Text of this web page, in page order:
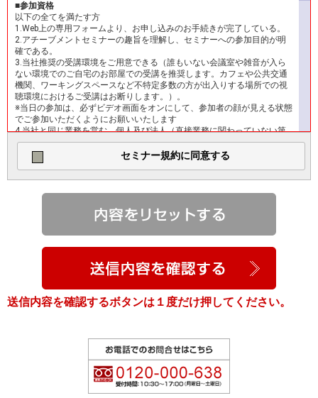
■参加資格
以下の全てを満たす方
1.Web上の専用フォームより、お申し込みのお手続きが完了している。
2.アチーブメントセミナーの趣旨を理解し、セミナーへの参加目的が明
確である。
3.当社推奨の受講環境をご用意できる（誰もいない会議室や雑音が入ら
ない環境でのご自宅のお部屋での受講を推奨します。カフェや公共交通
機関、ワーキングスペースなど不特定多数の方が出入りする場所での視
聴環境におけるご受講はお断りします。）。
※当日の参加は、必ずビデオ画面をオンにして、参加者の顔が見える状態
でご参加いただくようにお願いいたします
4.当社と同じ業務を営む、個人及び法人（直接業務に関わっていない第
三者を含みます。）に属していない（同業者の方はご遠慮くださ
い。）。
入力のうえお申し込みください。
■本セミナー利用のための視聴環境等
本セミナーを利用するために必要な視聴環境（パソコン等のハードウェ
1.パソコン
・OS：MacOS10.7以降を搭載のMacOSX、 Windows11、Windows10
（１）ルータ・ハブに接続している有線LAN（推奨）
（２）ルータに接続しているWi-Fi環境（※）
（※）モバイルWi-Fi、携帯テザリング、携帯会社が提供する据え置き型
のWi-Fi等の通信環境で視聴する場合は、データ量無制限契約でも1日の
上限や3日間で10GBの通信制約があり、通信制限で視聴出来かねる場合
セミナー規約に同意する
送信内容を確認するボタンは１度だけ押してください。